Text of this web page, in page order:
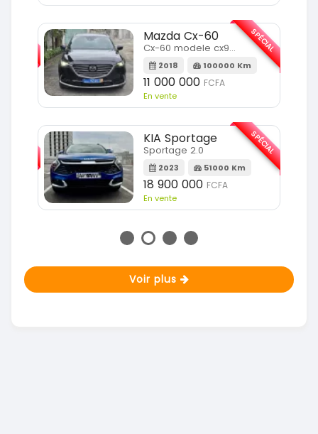
Mazda Cx-60
Cx-60 modele cx9 full option
2018 100000 Km
11 000 000 FCFA
En vente
SPÉCIAL
KIA Sportage
Sportage 2.0
2023 51000 Km
18 900 000 FCFA
En vente
SPÉCIAL
Voir plus